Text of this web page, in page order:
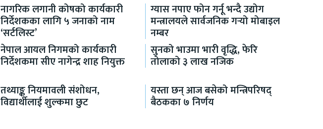
नागरिक लगानी कोषको कार्यकारी
निर्देशकका लागि ५ जनाको नाम
‘सर्टलिस्ट’
ग्यास नपाए फोन गर्नू भन्दै उद्योग
मन्त्रालयले सार्वजनिक गर्‍यो मोबाइल
नम्बर
नेपाल आयल निगमको कार्यकारी
निर्देशकमा सीए नागेन्द्र शाह नियुक्त
सुनको भाउमा भारी वृद्धि, फेरि
तोलाको ३ लाख नजिक
तथ्याङ्क नियमावली संशोधन,
विद्यार्थीलाई शुल्कमा छुट
यस्ता छन् आज बसेको मन्त्रिपरिषद्
बैठकका ७ निर्णय